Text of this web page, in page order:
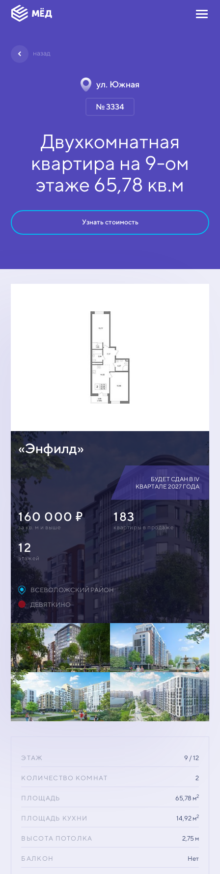
назад
ул. Южная
№ 3334
Двухкомнатная
квартира на 9-ом
этаже 65,78 кв.м
Узнать стоимость
«Энфилд»
БУДЕТ СДАН В IV
КВАРТАЛЕ 2027 ГОДА
160 000
за кв. м и выше
183
квартиры в продаже
12
этажей
ВСЕВОЛОЖСКИЙ РАЙОН
ДЕВЯТКИНО
ЭТАЖ 9 / 12
КОЛИЧЕСТВО КОМНАТ 2
ПЛОЩАДЬ 65,78 м2
ПЛОЩАДЬ КУХНИ 14,92 м2
ВЫСОТА ПОТОЛКА 2,75 м
БАЛКОН Нет